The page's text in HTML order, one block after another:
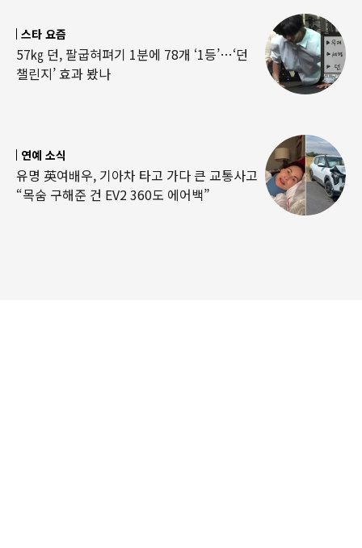
스타 요즘
57㎏ 던, 팔굽혀펴기 1분에 78개 ‘1등’…‘던
챌린지’ 효과 봤나
연예 소식
유명 英여배우, 기아차 타고 가다 큰 교통사고
“목숨 구해준 건 EV2 360도 에어백”